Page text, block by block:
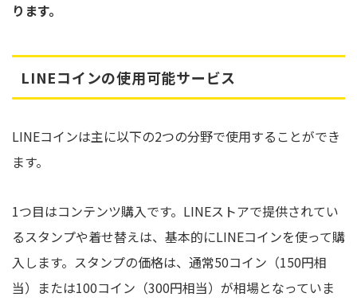
ります。
LINEコインの使用可能サービス
LINEコインは主に以下の2つの分野で使用することができ
ます。
1つ目はコンテンツ購入です。LINEストアで提供されてい
るスタンプや着せ替えは、基本的にLINEコインを使って購
入します。スタンプの価格は、通常50コイン（150円相
当）または100コイン（300円相当）が相場となっていま